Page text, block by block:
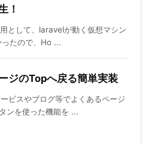
！
として、laravelが動く仮想マシン
たので、Ho ...
ジのTopへ戻る簡単実装
ビスやブログ等でよくあるページ
ンを使った機能を ...